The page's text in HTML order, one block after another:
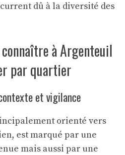
dû à la diversité des
à Argenteuil
par quartier
et vigilance
orienté vers
est marqué par une
mais aussi par une